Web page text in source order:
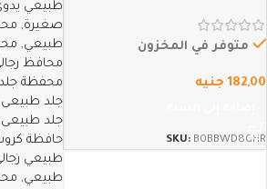
كبير للنقدية من فوكس كاجوال
متوفر في المخزون
182,00 جنيه
SKU: B0BBWD8GHR